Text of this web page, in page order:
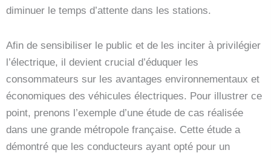
diminuer le temps d’attente dans les stations.
Afin de sensibiliser le public et de les inciter à privilégier
l’électrique, il devient crucial d’éduquer les
consommateurs sur les avantages environnementaux et
économiques des véhicules électriques. Pour illustrer ce
point, prenons l’exemple d’une étude de cas réalisée
dans une grande métropole française. Cette étude a
démontré que les conducteurs ayant opté pour un